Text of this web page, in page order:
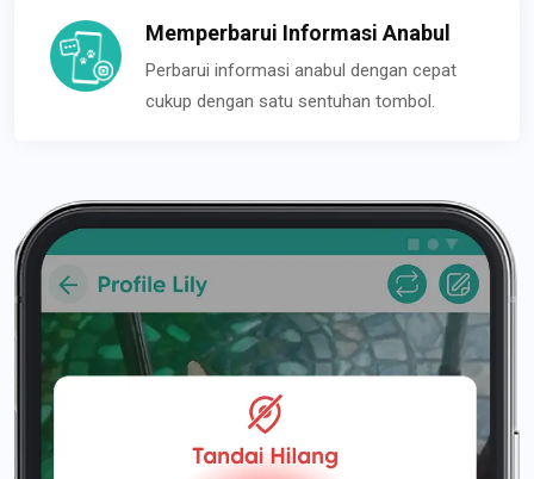
Memperbarui Informasi Anabul
Perbarui informasi anabul dengan cepat
cukup dengan satu sentuhan tombol.